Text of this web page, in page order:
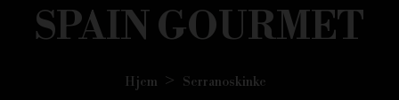
SPAIN GOURMET
Hjem Serranoskinke